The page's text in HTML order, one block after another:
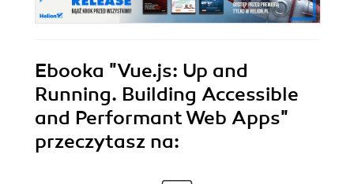
Ebooka "Vue.js: Up and
Running. Building Accessible
and Performant Web Apps"
przeczytasz na: